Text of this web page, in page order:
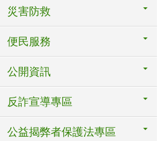
災害防救
便民服務
公開資訊
反詐宣導專區
公益揭弊者保護法專區